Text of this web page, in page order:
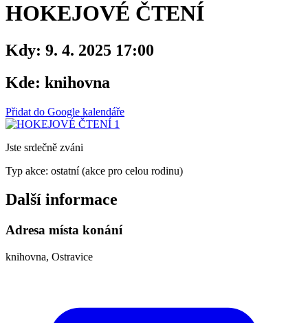
HOKEJOVÉ ČTENÍ
Kdy: 9. 4. 2025 17:00
Kde: knihovna
Přidat do Google kalendáře
Jste srdečně zváni
Typ akce: ostatní (akce pro celou rodinu)
Další informace
Adresa místa konání
knihovna, Ostravice